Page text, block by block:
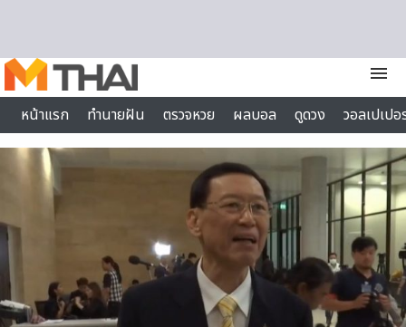
menu
หน้าแรก
ทำนายฝัน ตรวจหวย ผลบอล ดูดวง
วอลเปเป
ไลฟ์สไตล์